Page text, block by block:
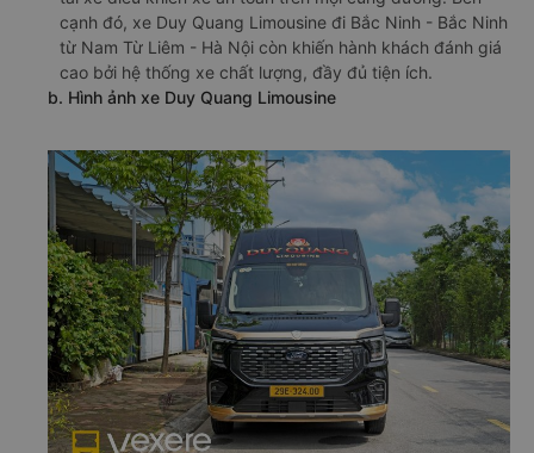
cạnh đó, xe Duy Quang Limousine đi Bắc Ninh - Bắc Ninh
từ Nam Từ Liêm - Hà Nội còn khiến hành khách đánh giá
cao bởi hệ thống xe chất lượng, đầy đủ tiện ích.
b. Hình ảnh xe Duy Quang Limousine